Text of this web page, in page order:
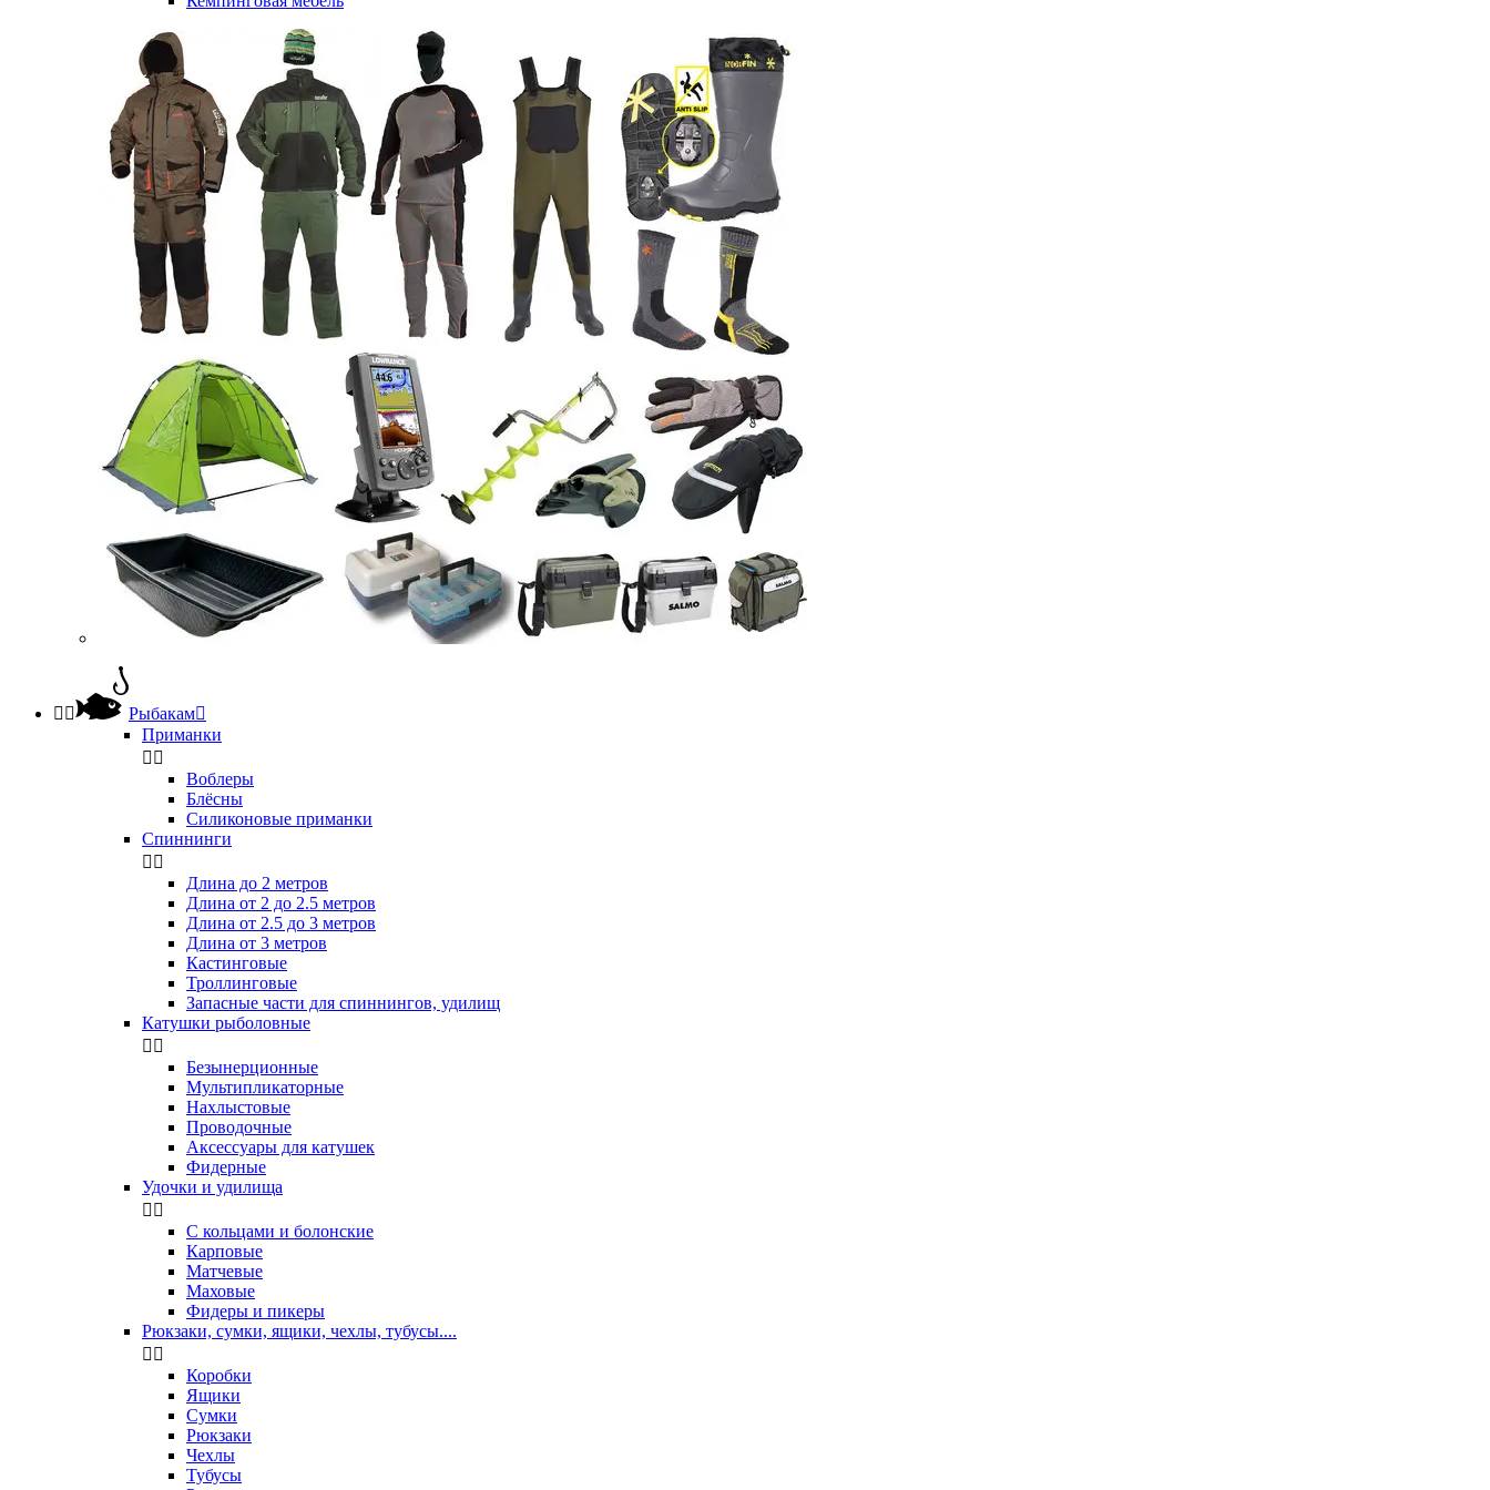
  Рыбакам
Приманки
 
Воблеры
Блёсны
Силиконовые приманки
Спиннинги
 
Длина до 2 метров
Длина от 2 до 2.5 метров
Длина от 2.5 до 3 метров
Длина от 3 метров
Кастинговые
Троллинговые
Запасные части для спиннингов, удилищ
Катушки рыболовные
 
Безынерционные
Мультипликаторные
Нахлыстовые
Проводочные
Аксессуары для катушек
Фидерные
Удочки и удилища
 
С кольцами и болонские
Карповые
Матчевые
Маховые
Фидеры и пикеры
Рюкзаки, сумки, ящики, чехлы, тубусы....
 
Коробки
Ящики
Сумки
Рюкзаки
Чехлы
Тубусы